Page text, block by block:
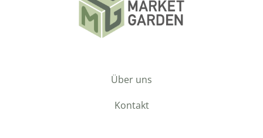
Über uns
Kontakt